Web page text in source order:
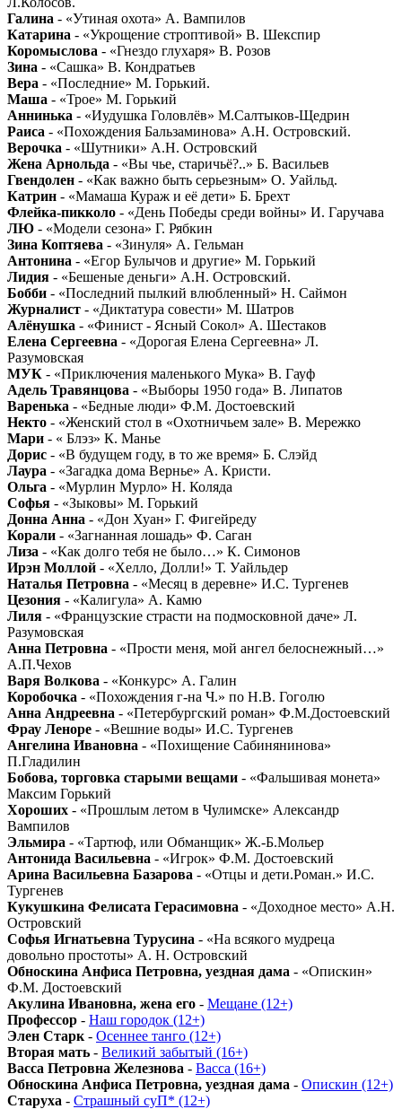
Галина - «Утиная охота» А. Вампилов
Катарина - «Укрощение строптивой» В. Шекспир
Коромыслова - «Гнездо глухаря» В. Розов
Зина - «Сашка» В. Кондратьев
Вера - «Последние» М. Горький.
Маша - «Трое» М. Горький
Аннинька - «Иудушка Головлёв» М.Салтыков-Щедрин
Раиса - «Похождения Бальзаминова» А.Н. Островский.
Верочка - «Шутники» А.Н. Островский
Жена Арнольда - «Вы чье, старичьё?..» Б. Васильев
Гвендолен - «Как важно быть серьезным» О. Уайльд.
Катрин - «Мамаша Кураж и её дети» Б. Брехт
Флейка-пикколо - «День Победы среди войны» И. Гаручава
ЛЮ - «Модели сезона» Г. Рябкин
Зина Коптяева - «Зинуля» А. Гельман
Антонина - «Егор Булычов и другие» М. Горький
Лидия - «Бешеные деньги» А.Н. Островский.
Бобби - «Последний пылкий влюбленный» Н. Саймон
Журналист - «Диктатура совести» М. Шатров
Алёнушка - «Финист - Ясный Сокол» А. Шестаков
Елена Сергеевна - «Дорогая Елена Сергеевна» Л.
Разумовская
МУК - «Приключения маленького Мука» В. Гауф
Адель Травянцова - «Выборы 1950 года» В. Липатов
Варенька - «Бедные люди» Ф.М. Достоевский
Некто - «Женский стол в «Охотничьем зале» В. Мережко
Мари - « Блэз» К. Манье
Дорис - «В будущем году, в то же время» Б. Слэйд
Лаура - «Загадка дома Вернье» А. Кристи.
Ольга - «Мурлин Мурло» Н. Коляда
Софья - «Зыковы» М. Горький
Донна Анна - «Дон Хуан» Г. Фигейреду
Корали - «Загнанная лошадь» Ф. Саган
Лиза - «Как долго тебя не было…» К. Симонов
Ирэн Моллой - «Хелло, Долли!» Т. Уайльдер
Наталья Петровна - «Месяц в деревне» И.С. Тургенев
Цезония - «Калигула» А. Камю
Лиля - «Французские страсти на подмосковной даче» Л.
Разумовская
Анна Петровна - «Прости меня, мой ангел белоснежный…»
А.П.Чехов
Варя Волкова - «Конкурс» А. Галин
Коробочка - «Похождения г-на Ч.» по Н.В. Гоголю
Анна Андреевна - «Петербургский роман» Ф.М.Достоевский
Фрау Леноре - «Вешние воды» И.С. Тургенев
Ангелина Ивановна - «Похищение Сабинянинова»
П.Гладилин
Бобова, торговка старыми вещами - «Фальшивая монета»
Максим Горький
Хороших - «Прошлым летом в Чулимске» Александр
Вампилов
Эльмира - «Тартюф, или Обманщик» Ж.-Б.Мольер
Антонида Васильевна - «Игрок» Ф.М. Достоевский
Арина Васильевна Базарова - «Отцы и дети.Роман.» И.С.
Тургенев
Кукушкина Фелисата Герасимовна - «Доходное место» А.Н.
Островский
Софья Игнатьевна Турусина - «На всякого мудреца
довольно простоты» А. Н. Островский
Обноскина Анфиса Петровна, уездная дама - «Опискин»
Ф.М. Достоевский
Акулина Ивановна, жена его - Мещане (12+)
Профессор - Наш городок (12+)
Элен Старк - Осеннее танго (12+)
Вторая мать - Великий забытый (16+)
Васса Петровна Железнова - Васса (16+)
Обноскина Анфиса Петровна, уездная дама - Опискин (12+)
Старуха - Страшный суП* (12+)